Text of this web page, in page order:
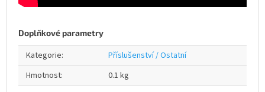
Doplňkové parametry
Kategorie:
Příslušenství / Ostatní
Hmotnost: 0.1 kg